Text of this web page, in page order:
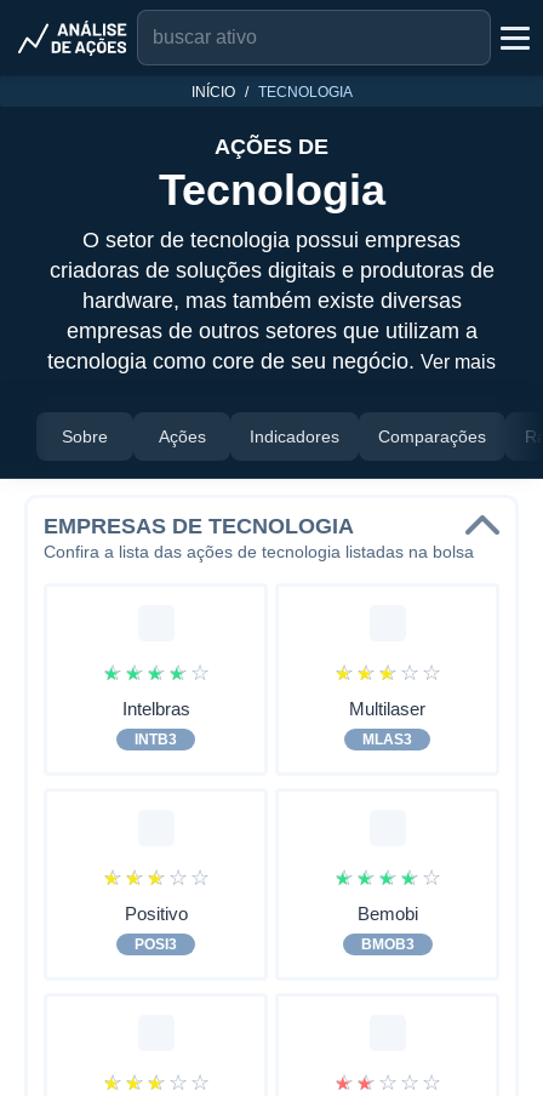
INÍCIO TECNOLOGIA
AÇÕES DE
Tecnologia
O setor de tecnologia possui empresas
criadoras de soluções digitais e produtoras de
hardware, mas também existe diversas
empresas de outros setores que utilizam a
tecnologia como core de seu negócio. Ver mais
Sobre Ações Indicadores Comparações
EMPRESAS DE TECNOLOGIA
Confira a lista das ações de tecnologia listadas na bolsa
☆ ☆ ☆ ☆ ☆
Intelbras
INTB3
☆ ☆ ☆ ☆ ☆
Multilaser
MLAS3
☆ ☆ ☆ ☆ ☆
Positivo
POSI3
☆ ☆ ☆ ☆ ☆
Bemobi
BMOB3
☆ ☆ ☆ ☆ ☆ ☆ ☆ ☆ ☆ ☆